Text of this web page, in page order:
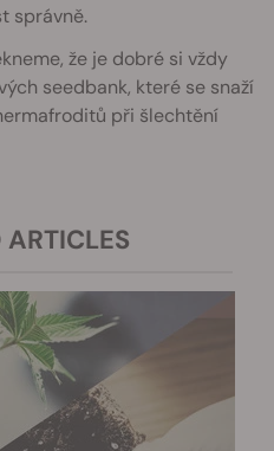
správně.
že je dobré si vždy
seedbank, které se snaží
při šlechtění
ARTICLES